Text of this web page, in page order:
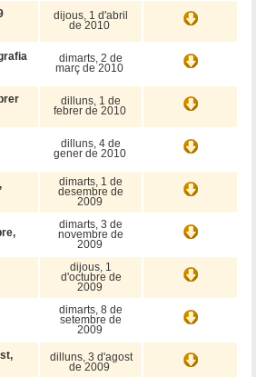
dijous, 1 d'abril
de 2010
dimarts, 2 de
març de 2010
dilluns, 1 de
febrer de 2010
dilluns, 4 de
gener de 2010
dimarts, 1 de
desembre de
2009
dimarts, 3 de
novembre de
2009
dijous, 1
d'octubre de
2009
dimarts, 8 de
setembre de
2009
dilluns, 3 d'agost
de 2009